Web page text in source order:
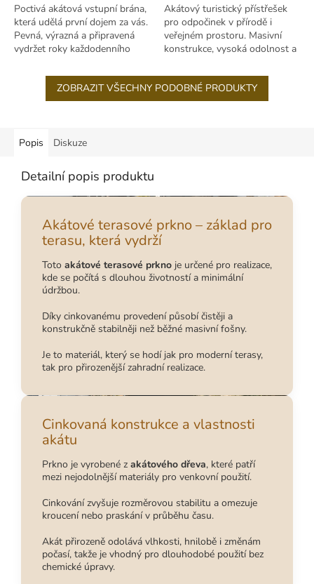
Poctivá akátová vstupní brána,
která udělá první dojem za vás.
Pevná, výrazná a připravená
vydržet roky každodenního
Akátový turistický přístřešek
pro odpočinek v přírodě i
veřejném prostoru. Masivní
konstrukce, vysoká odolnost a
ZOBRAZIT VŠECHNY PODOBNÉ PRODUKTY
Popis Diskuze
Detailní popis produktu
Akátové terasové prkno – základ pro
terasu, která vydrží
Toto akátové terasové prkno je určené pro realizace,
kde se počítá s dlouhou životností a minimální
údržbou.
Díky cinkovanému provedení působí čistěji a
konstrukčně stabilněji než běžné masivní fošny.
Je to materiál, který se hodí jak pro moderní terasy,
tak pro přirozenější zahradní realizace.
Cinkovaná konstrukce a vlastnosti
akátu
Prkno je vyrobené z akátového dřeva, které patří
mezi nejodolnější materiály pro venkovní použití.
Cinkování zvyšuje rozměrovou stabilitu a omezuje
kroucení nebo praskání v průběhu času.
Akát přirozeně odolává vlhkosti, hnilobě i změnám
počasí, takže je vhodný pro dlouhodobé použití bez
chemické úpravy.